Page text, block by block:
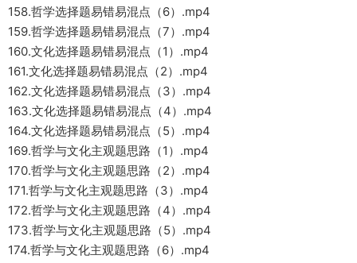
158.哲学选择题易错易混点（6）.mp4
159.哲学选择题易错易混点（7）.mp4
160.文化选择题易错易混点（1）.mp4
161.文化选择题易错易混点（2）.mp4
162.文化选择题易错易混点（3）.mp4
163.文化选择题易错易混点（4）.mp4
164.文化选择题易错易混点（5）.mp4
169.哲学与文化主观题思路（1）.mp4
170.哲学与文化主观题思路（2）.mp4
171.哲学与文化主观题思路（3）.mp4
172.哲学与文化主观题思路（4）.mp4
173.哲学与文化主观题思路（5）.mp4
174.哲学与文化主观题思路（6）.mp4